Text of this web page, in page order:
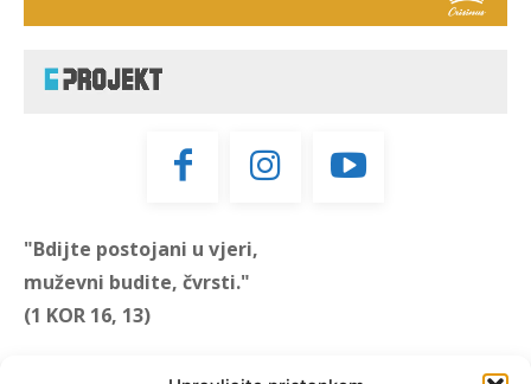
"Bdijte postojani u vjeri,
muževni budite, čvrsti."
(1 KOR 16, 13)
"Muževni budite" prvi je